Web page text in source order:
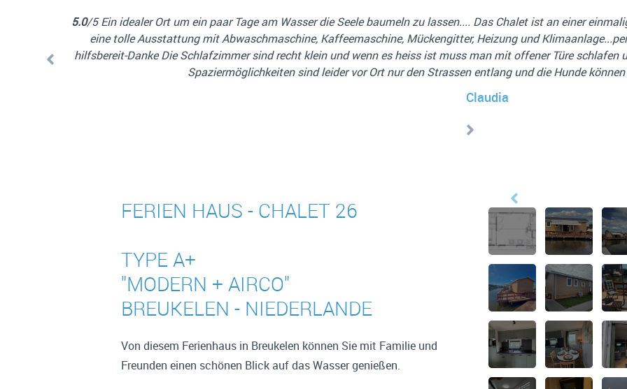
Die
4.0/5 Das Chalet war zwar etwas klein für 3 Leute und 2 Hunde, aber es hat alles geklappt. Die große
Badezimmer, alles top! Einzig die Nespresso-Maschine ... hat uns persönlich nicht so gut gefallen. Aber das ist
Wasser und abends sehr ruhig!
Jürgen
FERIEN HAUS - CHALET 26
TYPE A+
"MODERN + AIRCO"
BREUKELEN - NIEDERLANDE
Von diesem Ferienhaus in Breukelen können Sie mit Familie und
Freunden einen schönen Blick auf das Wasser genießen.